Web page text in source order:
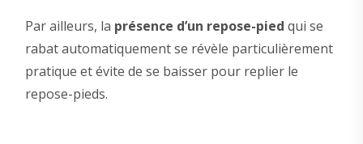
Par ailleurs, la présence d’un repose-pied qui se
rabat automatiquement se révèle particulièrement
pratique et évite de se baisser pour replier le
repose-pieds.